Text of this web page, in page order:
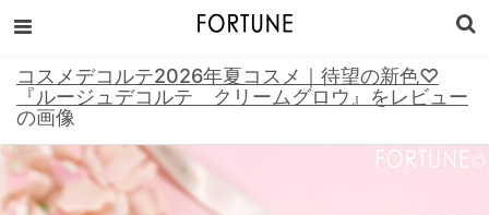
コスメデコルテ2026年夏コスメ｜待望の新色♡
『ルージュデコルテ クリームグロウ』をレビュー
の画像